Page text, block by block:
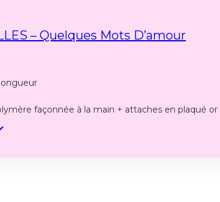
– Quelques Mots D’amour
façonnée à la main + attaches en plaqué or